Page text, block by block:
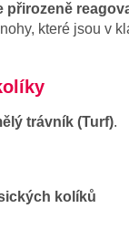
přirozeně
které jsou v
trávník (Turf).
kolíků